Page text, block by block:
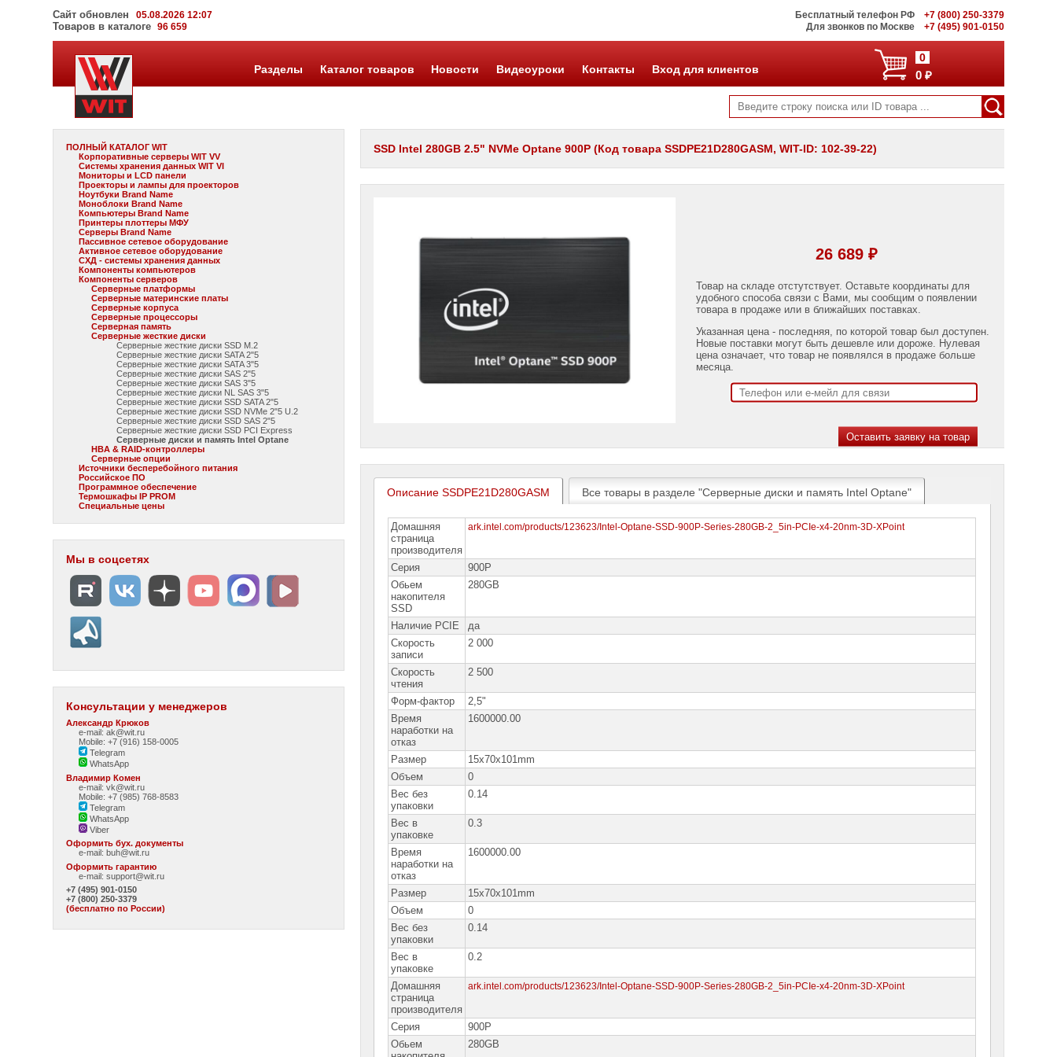
Сайт обновлен 05.08.2026 12:07
Товаров в каталоге96 659
Бесплатный телефон РФ
+7 (800) 250-3379
Для звонков по Москве
+7 (495) 901-0150
0
0 ₽
Разделы Каталог товаров Новости Видеоуроки Контакты Вход для клиентов
ПОЛНЫЙ КАТАЛОГ WIT
Корпоративные серверы WIT VV
Системы хранения данных WIT VI
Мониторы и LCD панели
Проекторы и лампы для проекторов
Ноутбуки Brand Name
Моноблоки Brand Name
Компьютеры Brand Name
Принтеры плоттеры МФУ
Серверы Brand Name
Пассивное сетевое оборудование
Активное сетевое оборудование
СХД - системы хранения данных
Компоненты компьютеров
Компоненты серверов
Серверные платформы
Серверные материнские платы
Серверные корпуса
Серверные процессоры
Серверная память
Серверные жесткие диски
Серверные жесткие диски SSD M.2
Серверные жесткие диски SATA 2"5
Серверные жесткие диски SATA 3"5
Серверные жесткие диски SAS 2"5
Серверные жесткие диски SAS 3"5
Серверные жесткие диски NL SAS 3"5
Серверные жесткие диски SSD SATA 2"5
Серверные жесткие диски SSD NVMe 2"5 U.2
Серверные жесткие диски SSD SAS 2"5
Серверные жесткие диски SSD PCI Express
Серверные диски и память Intel Optane
HBA & RAID-контроллеры
Серверные опции
Источники бесперебойного питания
Российское ПО
Программное обеспечение
Термошкафы IP PROM
Специальные цены
Мы в соцсетях
Консультации у менеджеров
Александр Крюков
e-mail: ak@wit.ru
Mobile: +7 (916) 158-0005
Telegram
WhatsApp
Владимир Комен
e-mail: vk@wit.ru
Mobile: +7 (985) 768-8583
Telegram
WhatsApp
Viber
Оформить бух. документы
e-mail:buh@wit.ru
Оформить гарантию
e-mail:support@wit.ru
+7 (495) 901-0150
+7 (800) 250-3379
(бесплатно по России)
SSD Intel 280GB 2.5" NVMe Optane 900P (Код товара SSDPE21D280GASM, WIT-ID: 102-39-22)
26 689 ₽
Товар на складе отстутствует. Оставьте координаты для
удобного способа связи с Вами, мы сообщим о появлении
товара в продаже или в ближайших поставках.
Указанная цена - последняя, по которой товар был доступен.
Новые поставки могут быть дешевле или дороже. Нулевая
цена означает, что товар не появлялся в продаже больше
месяца.
Описание SSDPE21D280GASM Все товары в разделе "Серверные диски и память Intel Optane"
Домашняя
страница
производителя
ark.intel.com/products/123623/Intel-Optane-SSD-900P-Series-280GB-2_5in-PCIe-x4-20nm-3D-XPoint
Серия
900P
Обьем
накопителя
SSD
280GB
Наличие PCIE
да
Скорость
записи
2 000
Скорость
чтения
2 500
Форм-фактор
2,5"
Время
наработки на
отказ
1600000.00
Размер
15x70x101mm
Объем
0
Вес без
упаковки
0.14
Вес в
упаковке
0.3
Время
наработки на
отказ
1600000.00
Размер
15x70x101mm
Объем
0
Вес без
упаковки
0.14
Вес в
упаковке
0.2
Домашняя
страница
производителя
ark.intel.com/products/123623/Intel-Optane-SSD-900P-Series-280GB-2_5in-PCIe-x4-20nm-3D-XPoint
Серия
900P
Обьем
280GB